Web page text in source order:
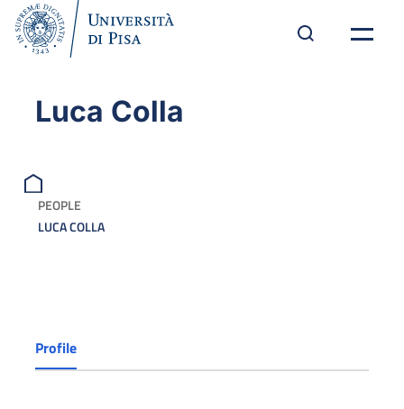
Luca Colla
PEOPLE
LUCA COLLA
Profile